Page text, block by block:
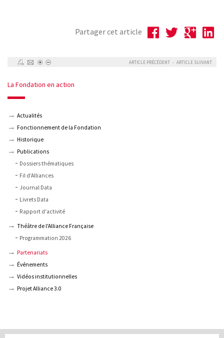
La Fondation en action
Actualités
Fonctionnement de la Fondation
Historique
Publications
Dossiers thématiques
Fil d’Alliances
Journal Data
Livrets Data
Rapport d'activité
Théâtre de l'Alliance Française
Programmation 2026
Partenariats
Événements
Vidéos institutionnelles
Projet Alliance 3.0
Partager cet article
ARTICLE PRÉCÉDENT - ARTICLE SUIVANT